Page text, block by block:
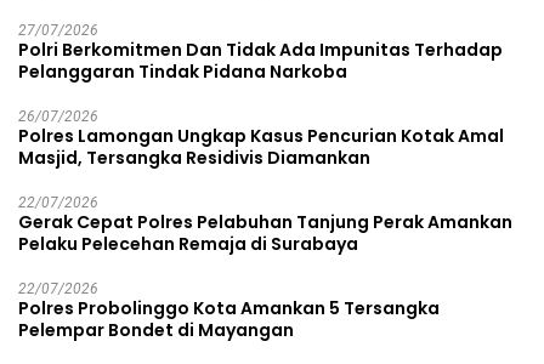
27/07/2026
Polri Berkomitmen Dan Tidak Ada Impunitas Terhadap
Pelanggaran Tindak Pidana Narkoba
26/07/2026
Polres Lamongan Ungkap Kasus Pencurian Kotak Amal
Masjid, Tersangka Residivis Diamankan
22/07/2026
Gerak Cepat Polres Pelabuhan Tanjung Perak Amankan
Pelaku Pelecehan Remaja di Surabaya
22/07/2026
Polres Probolinggo Kota Amankan 5 Tersangka
Pelempar Bondet di Mayangan